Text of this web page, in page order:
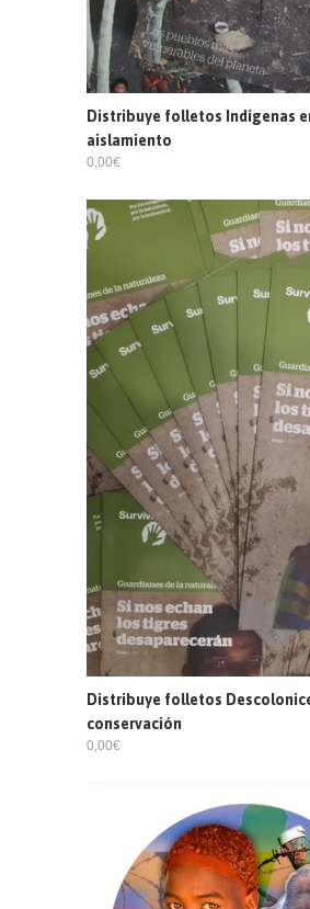
Distribuye folletos Indígenas
aislamiento
0,00€
Distribuye folletos
conservación
0,00€